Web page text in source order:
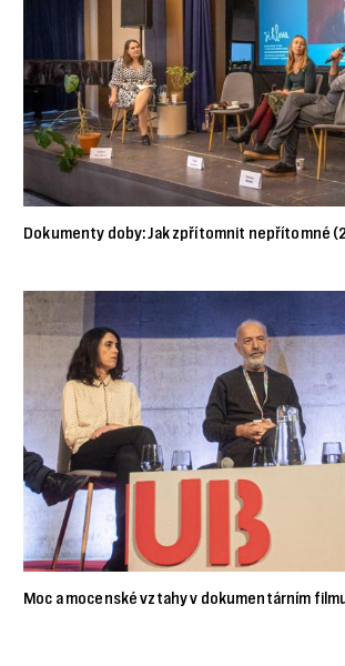
Dokumenty doby: Jak zpřítomnit nepřítomné
Moc a mocenské vztahy v dokumentárním